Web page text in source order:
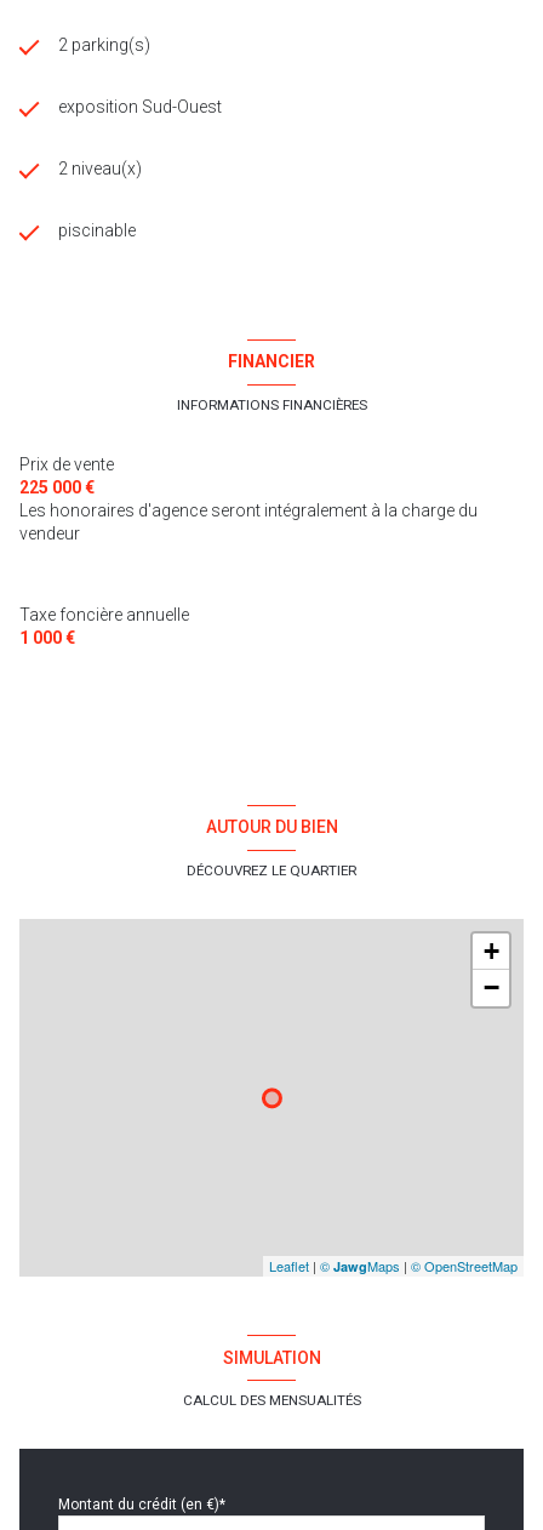
2 parking(s)
exposition Sud-Ouest
2 niveau(x)
piscinable
FINANCIER
INFORMATIONS FINANCIÈRES
Prix de vente
225 000 €
Les honoraires d'agence seront intégralement à la charge du
vendeur
Taxe foncière annuelle
1 000 €
AUTOUR DU BIEN
DÉCOUVREZ LE QUARTIER
+
−
Leaflet | © JawgMaps | © OpenStreetMap
SIMULATION
CALCUL DES MENSUALITÉS
Montant du crédit (en €)*